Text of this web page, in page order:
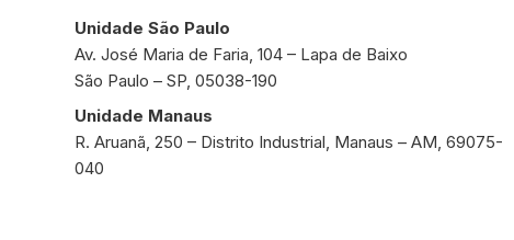
Unidade São Paulo
Av. José Maria de Faria, 104 – Lapa de Baixo
São Paulo – SP, 05038-190
Unidade Manaus
R. Aruanã, 250 – Distrito Industrial, Manaus – AM, 69075-
040